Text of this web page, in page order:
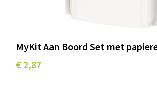
MyKit Aan Boord Set met
€ 2,87